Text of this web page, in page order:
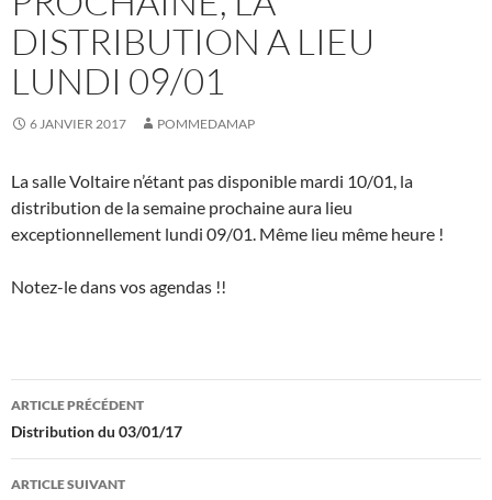
DISTRIBUTION A LIEU
LUNDI 09/01
6 JANVIER 2017 POMMEDAMAP
La salle Voltaire n’étant pas disponible mardi 10/01, la
distribution de la semaine prochaine aura lieu
exceptionnellement lundi 09/01. Même lieu même heure !
Notez-le dans vos agendas !!
Navigation
des
articles
ARTICLE PRÉCÉDENT
Distribution du 03/01/17
ARTICLE SUIVANT